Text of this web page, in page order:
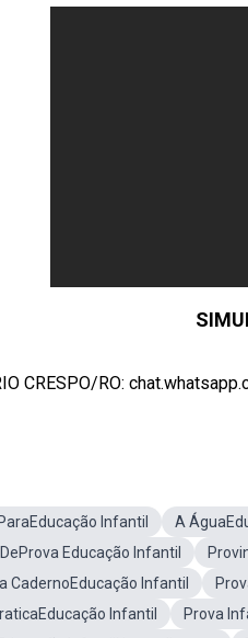
CRESPO/RO:
Infantil A
Educação Infantil
CadernoEducação Infantil
Infantil
Prova